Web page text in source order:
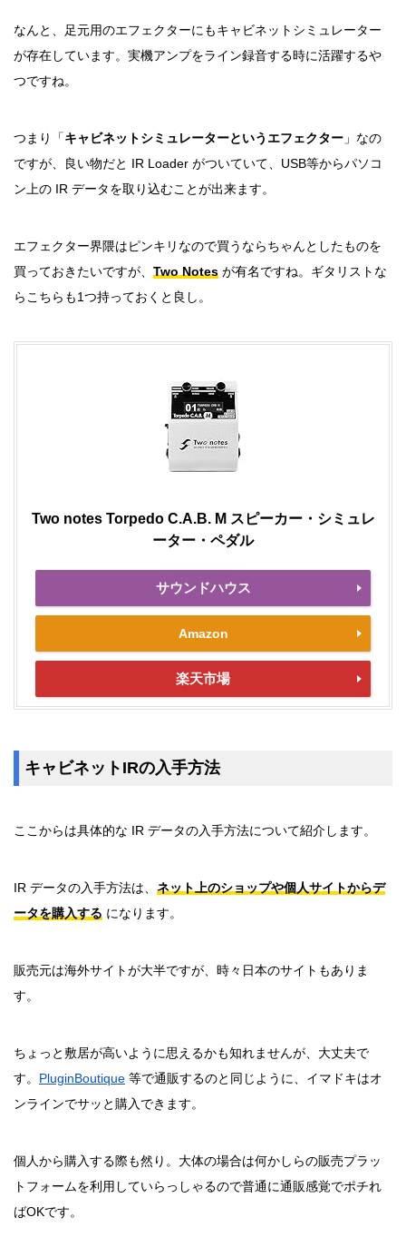
なんと、足元用のエフェクターにもキャビネットシミュレーター
が存在しています。実機アンプをライン録音する時に活躍するや
つですね。
つまり「キャビネットシミュレーターというエフェクター 」なの
ですが、良い物だと IR Loader がついていて、USB等からパソコ
ン上の IR データを取り込むことが出来ます。
エフェクター界隈はピンキリなので買うならちゃんとしたものを
買っておきたいですが、 Two Notes が有名ですね。ギタリストな
らこちらも1つ持っておくと良し。
Two notes Torpedo C.A.B. M スピーカー・シミュレ
ーター・ペダル
サウンドハウス
Amazon
楽天市場
キャビネットIRの入手方法
ここからは具体的な IR データの入手方法について紹介します。
IR データの入手方法は、 ネット上のショップや個人サイトからデ
ータを購入する になります。
販売元は海外サイトが大半ですが、時々日本のサイトもありま
す。
ちょっと敷居が高いように思えるかも知れませんが、大丈夫で
す。 PluginBoutique 等で通販するのと同じように、イマドキはオ
ンラインでサッと購入できます。
個人から購入する際も然り。大体の場合は何かしらの販売プラッ
トフォームを利用していらっしゃるので普通に通販感覚でポチれ
ばOKです。